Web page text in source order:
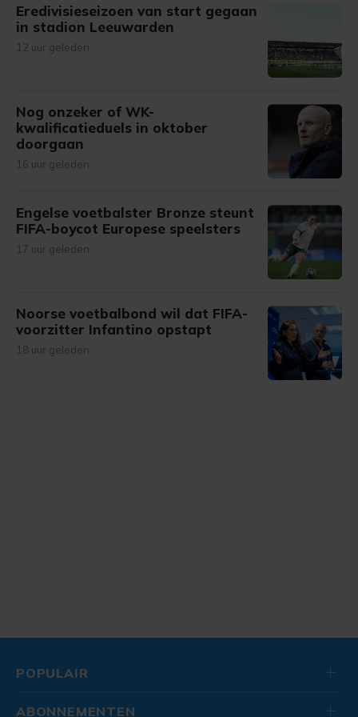
Eredivisieseizoen van start gegaan
in stadion Leeuwarden
12 uur geleden
Nog onzeker of WK-
kwalificatieduels in oktober
doorgaan
16 uur geleden
Engelse voetbalster Bronze steunt
FIFA-boycot Europese speelsters
17 uur geleden
Noorse voetbalbond wil dat FIFA-
voorzitter Infantino opstapt
18 uur geleden
POPULAIR
ABONNEMENTEN